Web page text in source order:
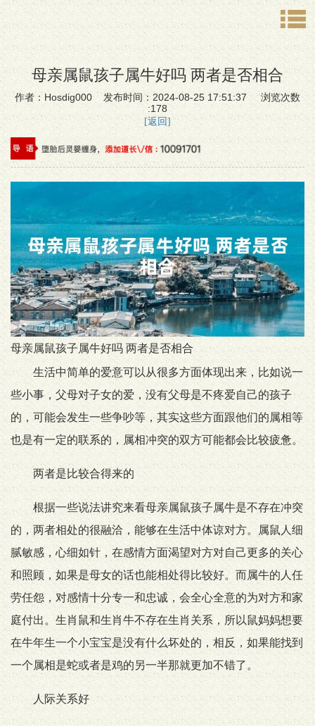
母亲属鼠孩子属牛好吗 两者是否相合
作者：Hosdig000 发布时间：2024-08-25 17:51:37 浏览次数
:178
[返回]
母亲属鼠孩子属牛好吗 两者是否相合
生活中简单的爱意可以从很多方面体现出来，比如说一
些小事，父母对子女的爱，没有父母是不疼爱自己的孩子
的，可能会发生一些争吵等，其实这些方面跟他们的属相等
也是有一定的联系的，属相冲突的双方可能都会比较疲惫。
两者是比较合得来的
根据一些说法讲究来看母亲属鼠孩子属牛是不存在冲突
的，两者相处的很融洽，能够在生活中体谅对方。属鼠人细
腻敏感，心细如针，在感情方面渴望对方对自己更多的关心
和照顾，如果是母女的话也能相处得比较好。而属牛的人任
劳任怨，对感情十分专一和忠诚，会全心全意的为对方和家
庭付出。生肖鼠和生肖牛不存在生肖关系，所以鼠妈妈想要
在牛年生一个小宝宝是没有什么坏处的，相反，如果能找到
一个属相是蛇或者是鸡的另一半那就更加不错了。
人际关系好